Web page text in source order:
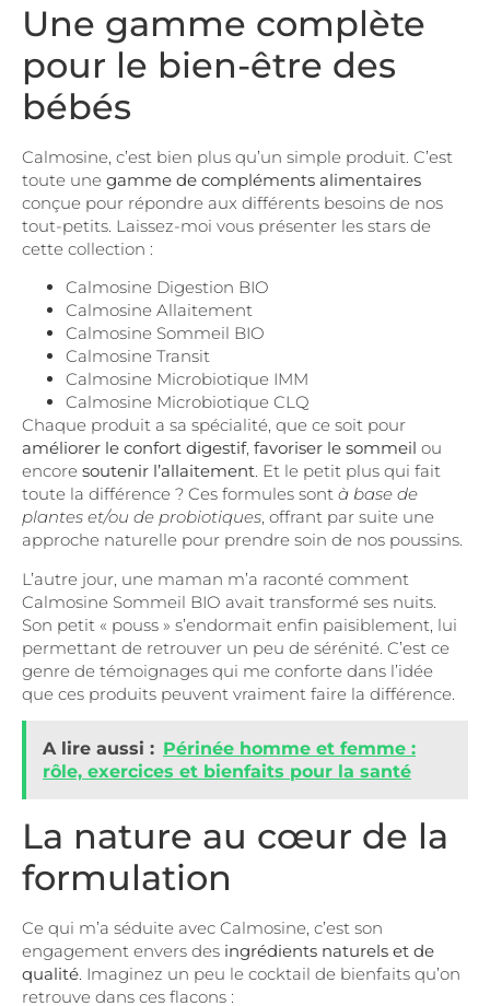
Une gamme complète
pour le bien-être des
bébés
Calmosine, c’est bien plus qu’un simple produit. C’est
toute une gamme de compléments alimentaires
conçue pour répondre aux différents besoins de nos
tout-petits. Laissez-moi vous présenter les stars de
cette collection :
Calmosine Digestion BIO
Calmosine Allaitement
Calmosine Sommeil BIO
Calmosine Transit
Calmosine Microbiotique IMM
Calmosine Microbiotique CLQ
Chaque produit a sa spécialité, que ce soit pour
améliorer le confort digestif, favoriser le sommeil ou
encore soutenir l’allaitement. Et le petit plus qui fait
toute la différence ? Ces formules sont à base de
plantes et/ou de probiotiques, offrant par suite une
approche naturelle pour prendre soin de nos poussins.
L’autre jour, une maman m’a raconté comment
Calmosine Sommeil BIO avait transformé ses nuits.
Son petit « pouss » s’endormait enfin paisiblement, lui
permettant de retrouver un peu de sérénité. C’est ce
genre de témoignages qui me conforte dans l’idée
que ces produits peuvent vraiment faire la différence.
A lire aussi : Périnée homme et femme :
rôle, exercices et bienfaits pour la santé
La nature au cœur de la
formulation
Ce qui m’a séduite avec Calmosine, c’est son
engagement envers des ingrédients naturels et de
qualité. Imaginez un peu le cocktail de bienfaits qu’on
retrouve dans ces flacons :